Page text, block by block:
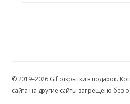
© 2019–2026 Gif открытки в подарок.
сайта на другие сайты запрещено без